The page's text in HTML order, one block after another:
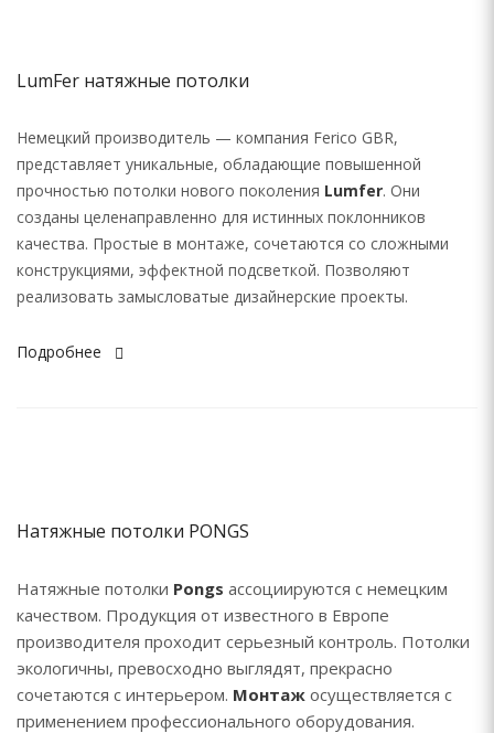
LumFer натяжные потолки
Немецкий производитель — компания Ferico GBR,
представляет уникальные, обладающие повышенной
прочностью потолки нового поколения Lumfer. Они
созданы целенаправленно для истинных поклонников
качества. Простые в монтаже, сочетаются со сложными
конструкциями, эффектной подсветкой. Позволяют
реализовать замысловатые дизайнерские проекты.
Подробнее
Натяжные потолки PONGS
Натяжные потолки Pongs ассоциируются с немецким
качеством. Продукция от известного в Европе
производителя проходит серьезный контроль. Потолки
экологичны, превосходно выглядят, прекрасно
сочетаются с интерьером. Монтаж осуществляется с
применением профессионального оборудования.